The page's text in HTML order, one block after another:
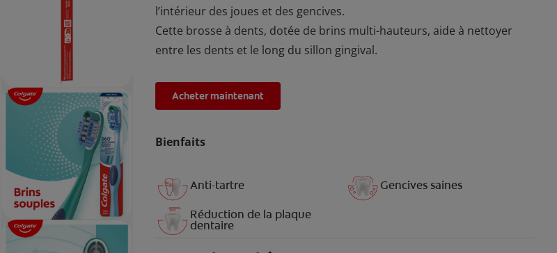
l’intérieur des joues et des gencives.
Cette brosse à dents, dotée de brins multi-hauteurs, aide à nettoyer
entre les dents et le long du sillon gingival.
Acheter maintenant
Bienfaits
Anti-tartre Gencives saines
Réduction de la plaque
dentaire